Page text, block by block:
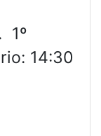
1º
14:30